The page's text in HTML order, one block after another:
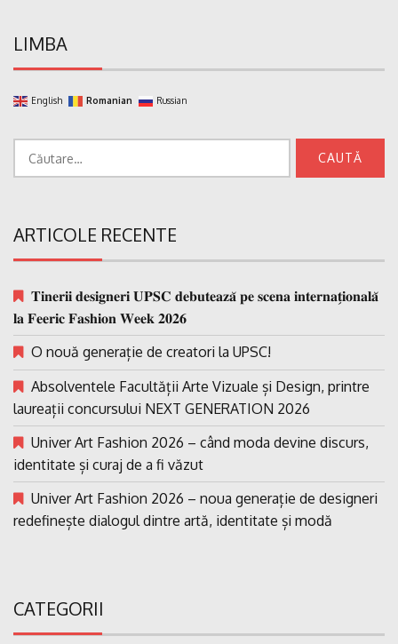
LIMBA
English Romanian Russian
ARTICOLE RECENTE
𝐓𝐢𝐧𝐞𝐫𝐢𝐢 𝐝𝐞𝐬𝐢𝐠𝐧𝐞𝐫𝐢 𝐔𝐏𝐒𝐂 𝐝𝐞𝐛𝐮𝐭𝐞𝐚𝐳𝐚̆ 𝐩𝐞 𝐬𝐜𝐞𝐧𝐚 𝐢𝐧𝐭𝐞𝐫𝐧𝐚𝐭̗𝐢𝐨𝐧𝐚𝐥𝐚̆
𝐥𝐚 𝐅𝐞𝐞𝐫𝐢𝐜 𝐅𝐚𝐬𝐡𝐢𝐨𝐧 𝐖𝐞𝐞𝐤 𝟐𝟎𝟐𝟔
O nouă generație de creatori la UPSC!
Absolventele Facultății Arte Vizuale și Design, printre
laureații concursului NEXT GENERATION 2026
Univer Art Fashion 2026 – când moda devine discurs,
identitate și curaj de a fi văzut
Univer Art Fashion 2026 – noua generație de designeri
redefinește dialogul dintre artă, identitate și modă
CATEGORII